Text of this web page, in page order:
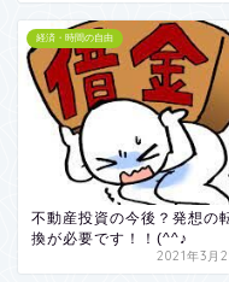
経済・時間の自由
不動産投資の今後？発想の
換が必要です！！(^^♪
2021年3月